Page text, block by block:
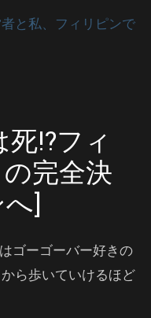
と私、フィリピンで
!?フィ
完全決
]
ゴーゴーバー好きの
ら歩いていけるほど